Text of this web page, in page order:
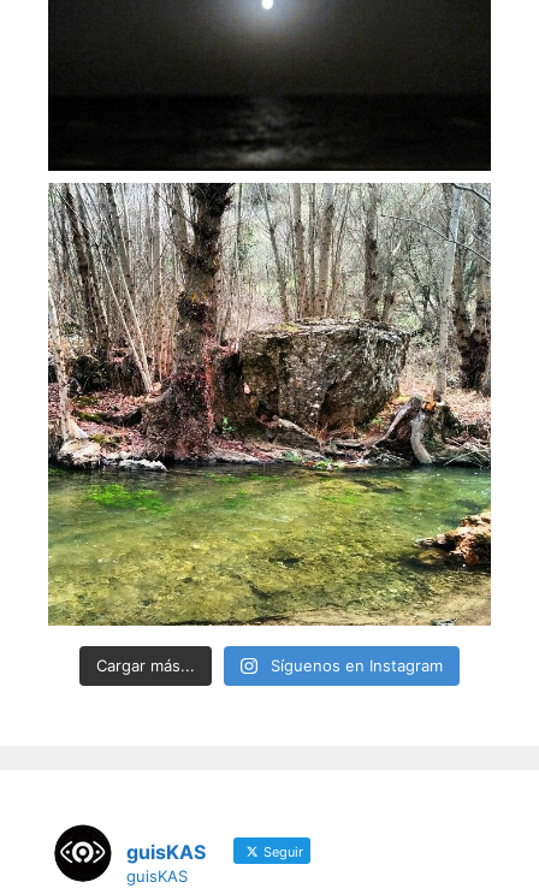
Cargar más... Síguenos en Instagram
guisKAS Seguir
guisKAS